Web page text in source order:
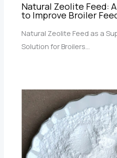
Natural Zeolite Feed:
to Improve Broiler
Natural Zeolite Feed as a
Solution for Broilers…